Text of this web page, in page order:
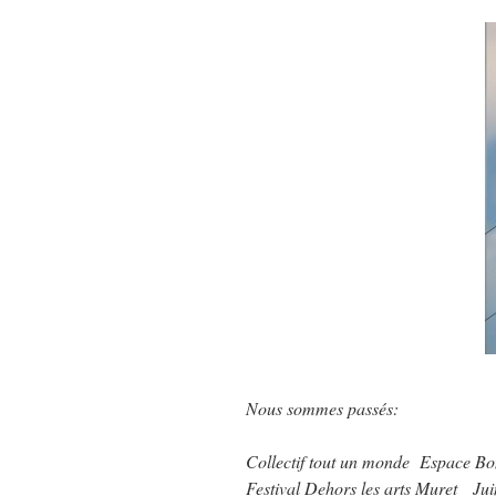
Nous sommes passés:
Collectif tout un monde Espace
Festival Dehors les arts Muret